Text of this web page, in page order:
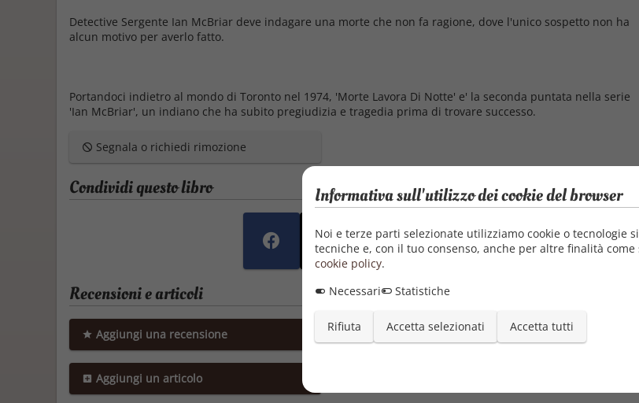
Detective Sergente Ian McBriar deve indagare una morte che non fa ragione, dove l'unico sospetto non ha
alcun motivo per averlo fatto.
Portandoci indietro al mondo di Toronto nel 1974, 'Morte Lavora Di Notte' e' la seconda puntata nella serie
'Ian McBriar', un indiano che ha subito pregiudizia e tragedia prima di trovare successo.
Segnala o richiedi rimozione
Condividi questo libro
Recensioni e articoli
Aggiungi una recensione
Aggiungi un articolo
Informativa sull'utilizzo dei cookie del browser
Noi e terze parti selezionate utilizziamo cookie o tecnologie
tecniche e, con il tuo consenso, anche per altre finalità come
cookie policy.
Necessari
Statistiche
Rifiuta Accetta selezionati Accetta tutti